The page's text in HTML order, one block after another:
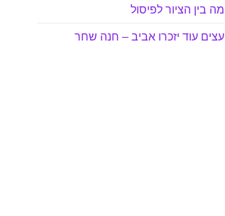
מה בין הציור לפיסול
עצים עוד יזכרו אביב – חנה שחר